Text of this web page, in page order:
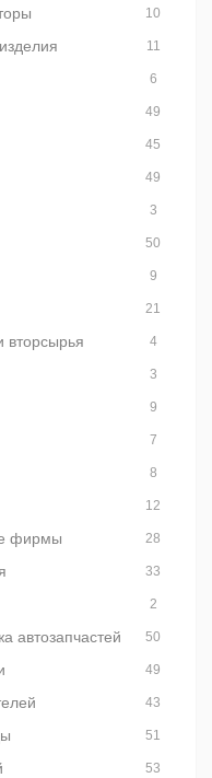
10
11
6
49
45
49
3
50
9
21
вторсырья 4
3
9
7
8
12
фирмы 28
33
2
автозапчастей 50
49
43
51
53